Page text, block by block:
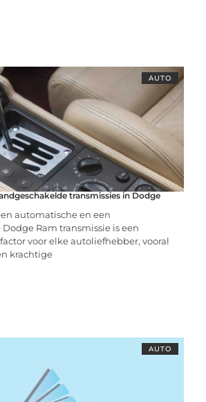
AUTO
transmissies in Dodge
automatische en een
Ram transmissie is een
voor elke autoliefhebber, vooral
krachtige
AUTO